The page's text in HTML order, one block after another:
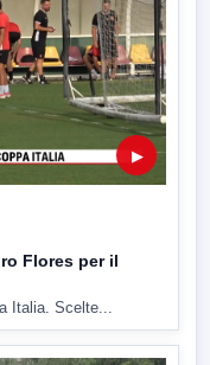
▶
Flores per il
Italia. Scelte...